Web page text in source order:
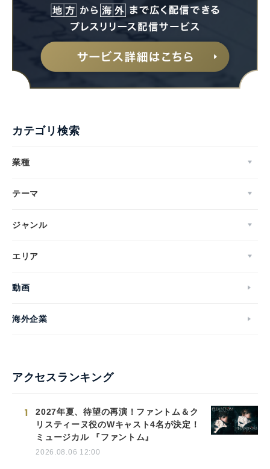
カテゴリ検索
業種
テーマ
ジャンル
エリア
動画
海外企業
アクセスランキング
1
2027年夏、待望の再演！ファントム＆ク
リスティーヌ役のWキャスト4名が決定！
ミュージカル 『ファントム』
2026.08.06 12:00